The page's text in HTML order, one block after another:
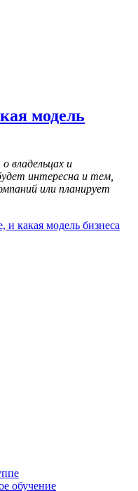
модель
владельцах и
интересна и тем,
или планирует
и какая модель бизнеса
обучение